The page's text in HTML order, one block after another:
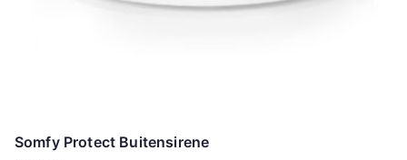
Somfy Protect Buitensirene